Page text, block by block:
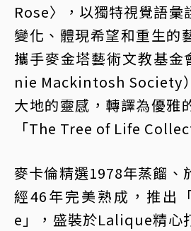
Rose〉，以獨特視覺語彙
變化、體現希望和重生的
攜手麥金塔藝術文教基金
nie Mackintosh Society
大地的靈感，轉譯為優雅
「The Tree of Life
麥卡倫精選1978年蒸餾、
經46年完美熟成，推出
e」，盛裝於Lalique精心